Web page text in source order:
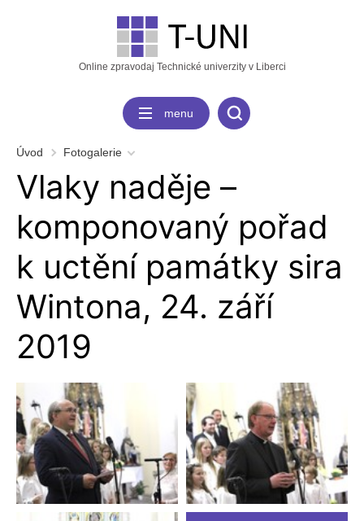
Online zpravodaj Technické univerzity v Liberci
menu
Úvod Fotogalerie
Vlaky naděje –
komponovaný pořad
k uctění památky sira
Wintona, 24. září
2019